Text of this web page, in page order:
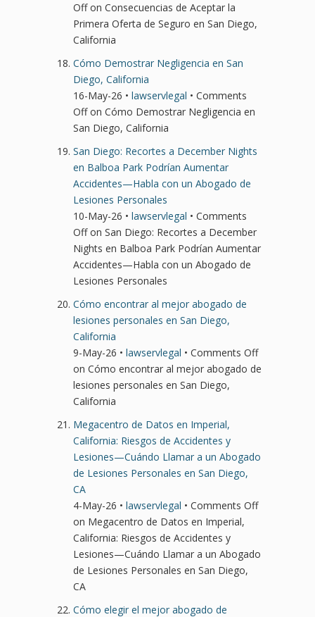
Offon Consecuencias de Aceptar la
Primera Oferta de Seguro en San Diego,
California
Cómo Demostrar Negligencia en San
Diego, California
16-May-26 • lawservlegal • Comments
Offon Cómo Demostrar Negligencia en
San Diego, California
San Diego: Recortes a December Nights
en Balboa Park Podrían Aumentar
Accidentes—Habla con un Abogado de
Lesiones Personales
10-May-26 • lawservlegal • Comments
Offon San Diego: Recortes a December
Nights en Balboa Park Podrían Aumentar
Accidentes—Habla con un Abogado de
Lesiones Personales
Cómo encontrar al mejor abogado de
lesiones personales en San Diego,
California
9-May-26 • lawservlegal • Comments Off
on Cómo encontrar al mejor abogado de
lesiones personales en San Diego,
California
Megacentro de Datos en Imperial,
California: Riesgos de Accidentes y
Lesiones—Cuándo Llamar a un Abogado
de Lesiones Personales en San Diego,
CA
4-May-26 • lawservlegal • Comments Off
on Megacentro de Datos en Imperial,
California: Riesgos de Accidentes y
Lesiones—Cuándo Llamar a un Abogado
de Lesiones Personales en San Diego,
CA
Cómo elegir el mejor abogado de